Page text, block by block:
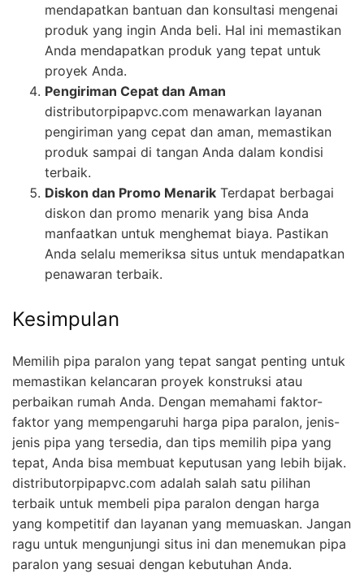
mendapatkan bantuan dan konsultasi mengenai
produk yang ingin Anda beli. Hal ini memastikan
Anda mendapatkan produk yang tepat untuk
proyek Anda.
Pengiriman Cepat dan Aman
distributorpipapvc.com menawarkan layanan
pengiriman yang cepat dan aman, memastikan
produk sampai di tangan Anda dalam kondisi
terbaik.
Diskon dan Promo Menarik Terdapat berbagai
diskon dan promo menarik yang bisa Anda
manfaatkan untuk menghemat biaya. Pastikan
Anda selalu memeriksa situs untuk mendapatkan
penawaran terbaik.
Kesimpulan
Memilih pipa paralon yang tepat sangat penting untuk
memastikan kelancaran proyek konstruksi atau
perbaikan rumah Anda. Dengan memahami faktor-
faktor yang mempengaruhi harga pipa paralon, jenis-
jenis pipa yang tersedia, dan tips memilih pipa yang
tepat, Anda bisa membuat keputusan yang lebih bijak.
distributorpipapvc.com adalah salah satu pilihan
terbaik untuk membeli pipa paralon dengan harga
yang kompetitif dan layanan yang memuaskan. Jangan
ragu untuk mengunjungi situs ini dan menemukan pipa
paralon yang sesuai dengan kebutuhan Anda.